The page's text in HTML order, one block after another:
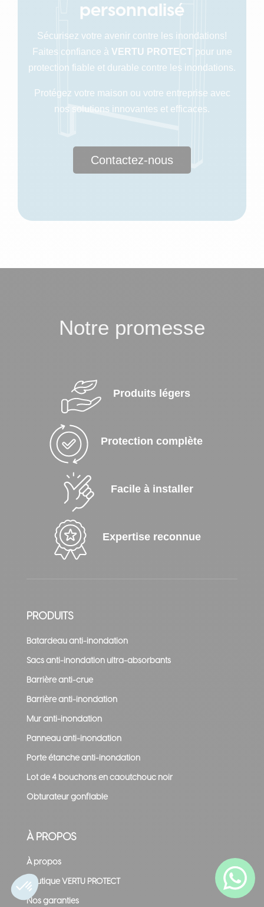
personnalisé
Sécurisez votre avenir contre les inondations!
Faites confiance à VERTU PROTECTpour une
protection fiable et durable contre les inondations.
Protégez votre maison ou votre entreprise avec
nos solutions innovantes et efficaces.
Contactez-nous
Notre promesse
Produits légers
Protection complète
Facile à installer
Expertise reconnue
PRODUITS
Batardeau anti-inondation
Sacs anti-inondation ultra-absorbants
Barrière anti-crue
Barrière anti-inondation
Mur anti-inondation
Panneau anti-inondation
Porte étanche anti-inondation
Lot de 4 bouchons en caoutchouc noir
Obturateur gonflable
À PROPOS
À propos
Boutique VERTU PROTECT
Nos garanties